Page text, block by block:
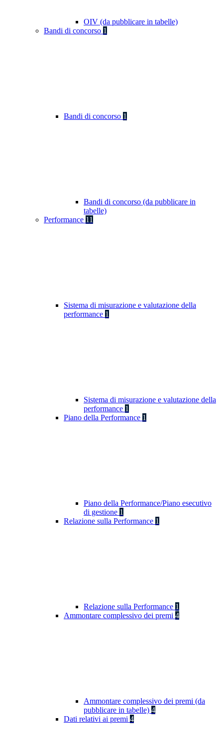
OIV (da pubblicare in tabelle)
Bandi di concorso 1
Bandi di concorso 1
Bandi di concorso (da pubblicare in
tabelle)
Performance 11
Sistema di misurazione e valutazione della
performance 1
Sistema di misurazione e valutazione della
performance 1
Piano della Performance 1
Piano della Performance/Piano esecutivo
di gestione 1
Relazione sulla Performance 1
Relazione sulla Performance 1
Ammontare complessivo dei premi 4
Ammontare complessivo dei premi (da
pubblicare in tabelle) 4
Dati relativi ai premi 4